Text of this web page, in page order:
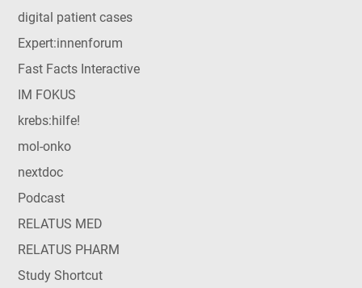
digital patient cases
Expert:innenforum
Fast Facts Interactive
IM FOKUS
krebs:hilfe!
mol-onko
nextdoc
Podcast
RELATUS MED
RELATUS PHARM
Study Shortcut